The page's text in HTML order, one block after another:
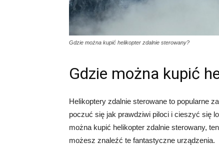
Gdzie można kupić helikopter zdalnie sterowany?
Gdzie można kupić
Helikoptery zdalnie sterowane to popularne
poczuć się jak prawdziwi piloci i cieszyć się
można kupić helikopter zdalnie sterowany,
możesz znaleźć te fantastyczne urządzenia.